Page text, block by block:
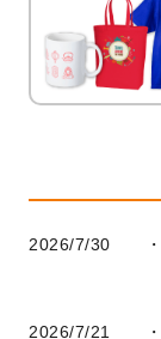
2026/7/30
2026/7/21